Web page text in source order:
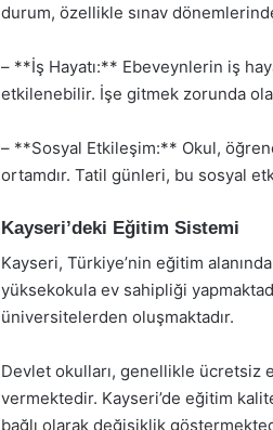
durum, özellikle sınav
– **İş Hayatı:** Ebeveynlerin iş
etkilenebilir. İşe gitmek zorunda
– **Sosyal Etkileşim:** Okul,
ortamdır. Tatil günleri, bu sosyal
Kayseri’deki Eğitim Sistemi
Kayseri, Türkiye’nin eğitim
yüksekokula ev sahipliği
üniversitelerden oluşmaktadır.
Devlet okulları, genellikle ücretsiz
vermektedir. Kayseri’de eğitim
bağlı olarak değişiklik